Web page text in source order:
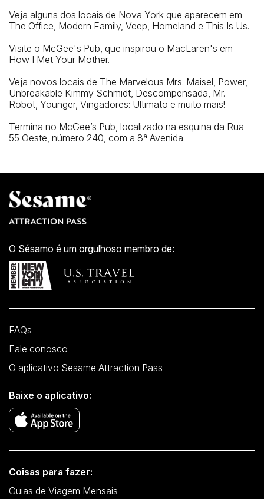
Veja alguns dos locais de Nova York que aparecem em
The Office, Modern Family, Veep, Homeland e This Is Us.
Visite o McGee's Pub, que inspirou o MacLaren's em
How I Met Your Mother.
Veja novos locais de The Marvelous Mrs. Maisel, Power,
Unbreakable Kimmy Schmidt, Descompensada, Mr.
Robot, Younger, Vingadores: Ultimato e muito mais!
Termina no McGee’s Pub, localizado na esquina da Rua
55 Oeste, número 240, com a 8ª Avenida.
O Sésamo é um orgulhoso membro de:
FAQs
Fale conosco
O aplicativo Sesame Attraction Pass
Baixe o aplicativo:
Coisas para fazer:
Guias de Viagem Mensais